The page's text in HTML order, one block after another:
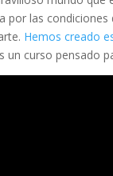
por las
Hemos creado
un curso pensado